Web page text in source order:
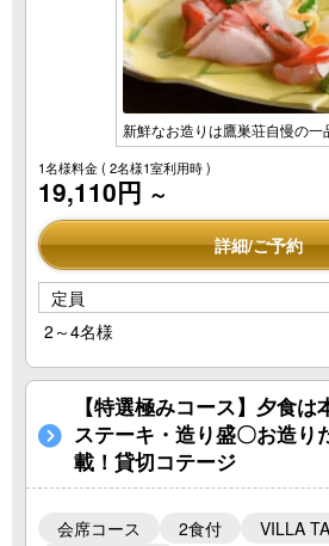
新鮮なお造りは鷹巣荘自慢の一
1名様料金( 2名様1室利用時 )
19,110円 ～
詳細/ご予約
定員
2～4名様
【特選極みコース】夕食
ステーキ・造り盛〇お造り
載！貸切コテージ
会席コース 2食付
VILLA